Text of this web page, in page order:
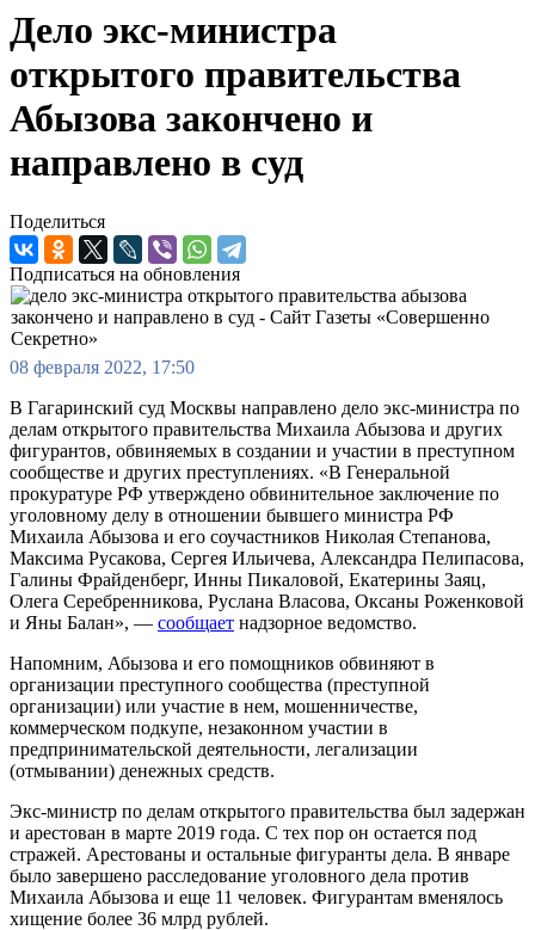
Дело экс-министра
открытого правительства
Абызова закончено и
направлено в суд
Поделиться
Подписаться на обновления
08 февраля 2022, 17:50
В Гагаринский суд Москвы направлено дело экс-министра по
делам открытого правительства Михаила Абызова и других
фигурантов, обвиняемых в создании и участии в преступном
сообществе и других преступлениях. «В Генеральной
прокуратуре РФ утверждено обвинительное заключение по
уголовному делу в отношении бывшего министра РФ
Михаила Абызова и его соучастников Николая Степанова,
Максима Русакова, Сергея Ильичева, Александра Пелипасова,
Галины Фрайденберг, Инны Пикаловой, Екатерины Заяц,
Олега Серебренникова, Руслана Власова, Оксаны Роженковой
и Яны Балан», — сообщает надзорное ведомство.
Напомним, Абызова и его помощников обвиняют в
организации преступного сообщества (преступной
организации) или участие в нем, мошенничестве,
коммерческом подкупе, незаконном участии в
предпринимательской деятельности, легализации
(отмывании) денежных средств.
Экс-министр по делам открытого правительства был задержан
и арестован в марте 2019 года. С тех пор он остается под
стражей. Арестованы и остальные фигуранты дела. В январе
было завершено расследование уголовного дела против
Михаила Абызова и еще 11 человек. Фигурантам вменялось
хищение более 36 млрд рублей.